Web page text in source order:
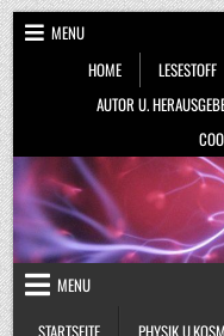
Skip
to
content
MENU
HOME
LESESTOFF
AUTOR U.
MENU
STARTSEITE
PHYSIK